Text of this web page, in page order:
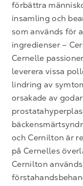
förbättra
insamling och
som används för
ingredienser –
Cernelle
leverera vissa
lindring av
orsakade av
och Cernilton är
på Cernelles
Cernilton